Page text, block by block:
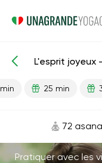
Leçons prêtes
L'esprit joyeux
25 min
72
Pratiquer avec les